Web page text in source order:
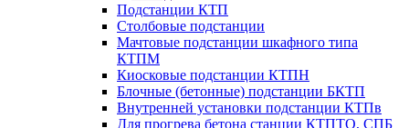
Подстанции КТП
Столбовые подстанции
Мачтовые подстанции шкафного типа
КТПМ
Киосковые подстанции КТПН
Блочные (бетонные) подстанции БКТП
Внутренней установки подстанции КТПв
Для прогрева бетона станции КТПТО, СПБ